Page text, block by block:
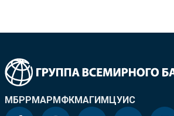
МБРРМАРМФКМАГИМЦУИС